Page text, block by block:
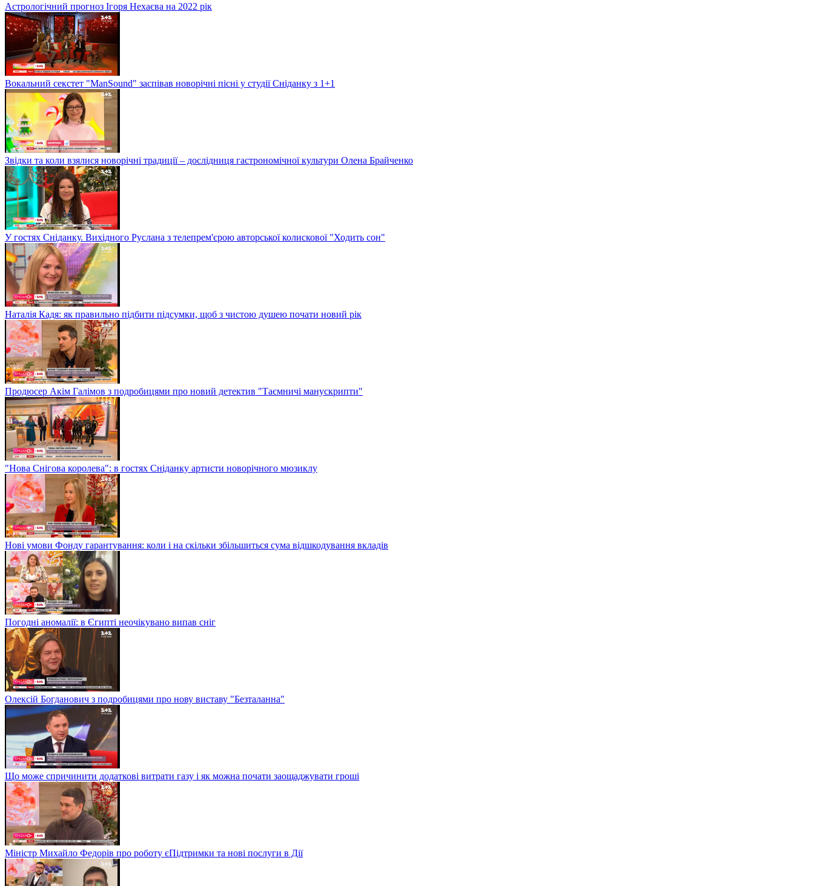
Астрологічний прогноз Ігоря Нехаєва на 2022 рік
Вокальний секстет "ManSound" заспівав новорічні пісні у студії Сніданку з 1+1
Звідки та коли взялися новорічні традиції – дослідниця гастрономічної культури Олена Брайченко
У гостях Сніданку. Вихідного Руслана з телепрем'єрою авторської колискової "Ходить сон"
Наталія Кадя: як правильно підбити підсумки, щоб з чистою душею почати новий рік
Продюсер Акім Галімов з подробицями про новий детектив "Таємничі манускрипти"
"Нова Снігова королева": в гостях Сніданку артисти новорічного мюзиклу
Нові умови Фонду гарантування: коли і на скільки збільшиться сума відшкодування вкладів
Погодні аномалії: в Єгипті неочікувано випав сніг
Олексій Богданович з подробицями про нову виставу "Безталанна"
Що може спричинити додаткові витрати газу і як можна почати заощаджувати гроші
Міністр Михайло Федорів про роботу єПідтримки та нові послуги в Дії